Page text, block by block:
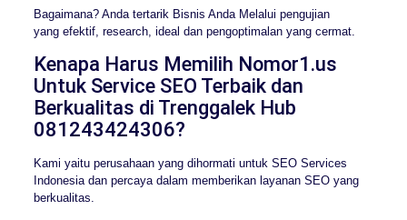
Bagaimana? Anda tertarik Bisnis Anda Melalui pengujian
yang efektif, research, ideal dan pengoptimalan yang cermat.
Kenapa Harus Memilih Nomor1.us
Untuk Service SEO Terbaik dan
Berkualitas di Trenggalek Hub
081243424306?
Kami yaitu perusahaan yang dihormati untuk SEO Services
Indonesia dan percaya dalam memberikan layanan SEO yang
berkualitas.